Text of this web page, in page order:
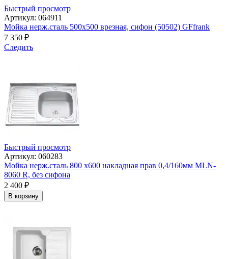
Быстрый просмотр
Артикул: 064911
Мойка нерж.сталь 500х500 врезная, сифон (50502) GFfrank
7 350 ₽
Следить
Быстрый просмотр
Артикул: 060283
Мойка нерж.сталь 800 х600 накладная прав 0,4/160мм MLN-
8060 R, без сифона
2 400 ₽
В корзину